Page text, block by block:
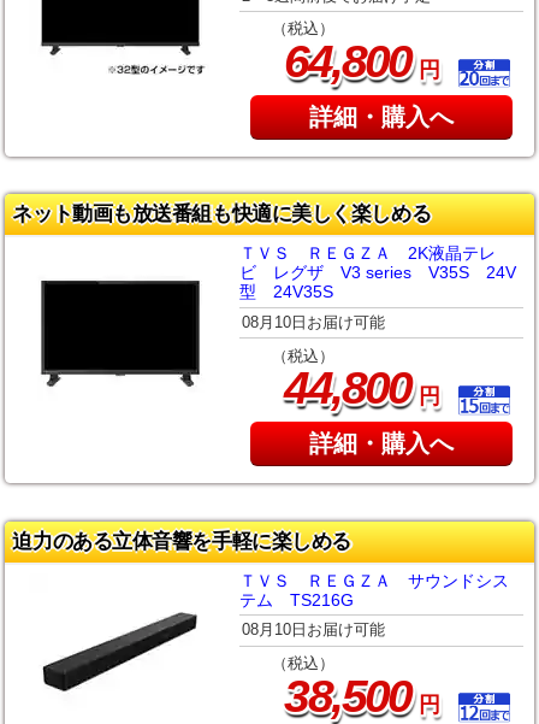
（税込）
64,800円
詳細・購入へ
ネット動画も放送番組も快適に美しく楽しめる
ＴＶＳ ＲＥＧＺＡ 2K液晶テレ
ビ レグザ V3 series V35S 24V
型 24V35S
08月10日お届け可能
（税込）
44,800円
詳細・購入へ
迫力のある立体音響を手軽に楽しめる
ＴＶＳ ＲＥＧＺＡ サウンドシス
テム TS216G
08月10日お届け可能
（税込）
38,500円